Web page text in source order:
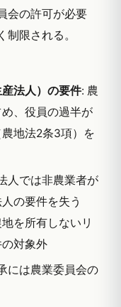
会の許可が必要
限される。
法人）の要件: 農
、役員の過半が
地法2条3項）を
人では非農業者が
の要件を失う
を所有しないリ
対象外
には農業委員会の